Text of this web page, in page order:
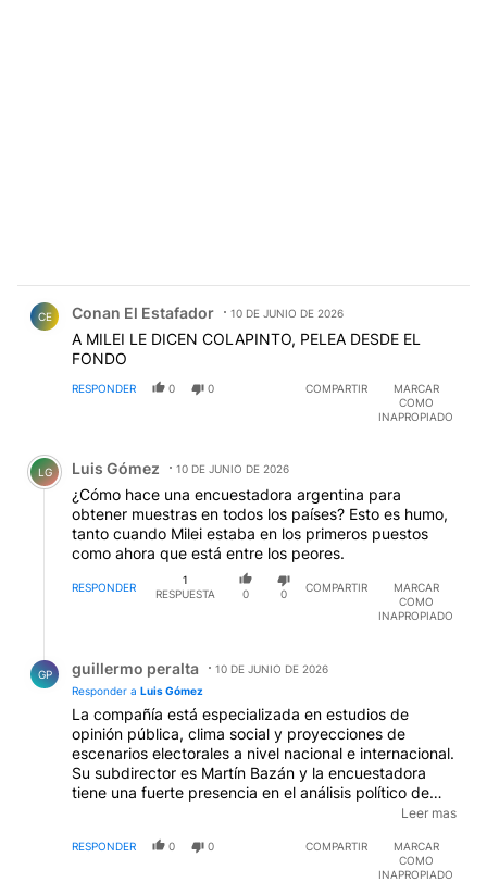
CE Conan El Estafador 10 DE JUNIO DE 2026
A MILEI LE DICEN COLAPINTO, PELEA DESDE EL
FONDO
RESPONDER 0 0 COMPARTIR
MARCAR
COMO
INAPROPIADO
Comentario de Luis Gómez.
LG Luis Gómez 10 DE JUNIO DE 2026
¿Cómo hace una encuestadora argentina para
obtener muestras en todos los países? Esto es humo,
tanto cuando Milei estaba en los primeros puestos
como ahora que está entre los peores.
RESPONDER
1
RESPUESTA
0 0
COMPARTIR
MARCAR
COMO
INAPROPIADO
GP guillermo peralta
10 DE JUNIO DE 2026
Responder a Luis Gómez
La compañía está especializada en estudios de
opinión pública, clima social y proyecciones de
escenarios electorales a nivel nacional e internacional.
Su subdirector es Martín Bazán y la encuestadora
tiene una fuerte presencia en el análisis político de
Latinoamérica, siendo reconocida por sus rankings
TENES LAS RESPUESTA
Leer mas
RESPONDER 0 0 COMPARTIR
MARCAR
COMO
INAPROPIADO